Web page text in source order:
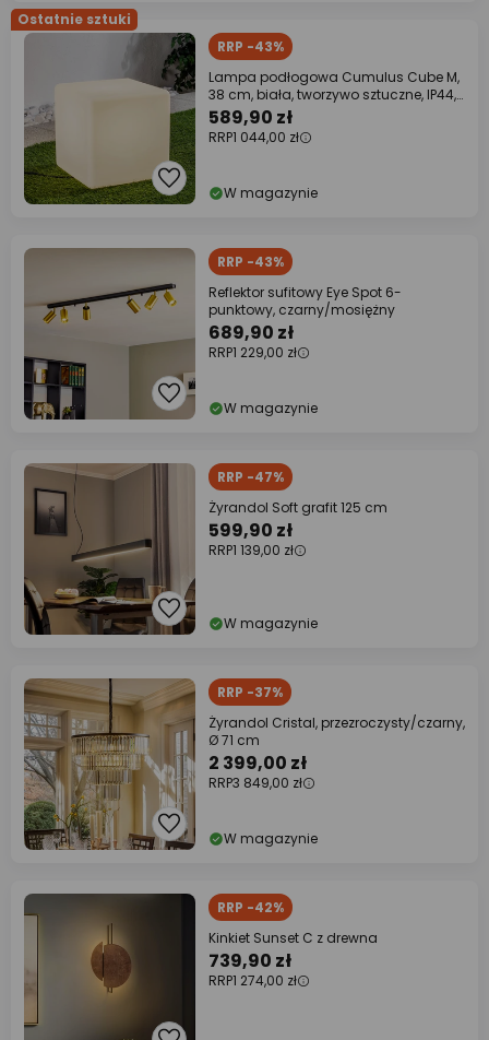
Ostatnie sztuki
RRP -43%
Lampa podłogowa Cumulus Cube M,
38 cm, biała, tworzywo sztuczne, IP44,
E27
589,90 zł
RRP1 044,00 zł
W magazynie
RRP -43%
Reflektor sufitowy Eye Spot 6-
punktowy, czarny/mosiężny
689,90 zł
RRP1 229,00 zł
W magazynie
RRP -47%
Żyrandol Soft grafit 125 cm
599,90 zł
RRP1 139,00 zł
W magazynie
RRP -37%
Żyrandol Cristal, przezroczysty/czarny,
Ø 71 cm
2 399,00 zł
RRP3 849,00 zł
W magazynie
RRP -42%
Kinkiet Sunset C z drewna
739,90 zł
RRP1 274,00 zł